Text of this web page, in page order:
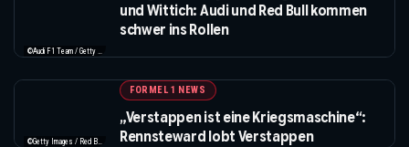
©Audi F1 Team / Getty Images / Red Bull / XPB Images / IMAGO
und Wittich: Audi und Red Bull kommen
schwer ins Rollen
©Getty Images / Red Bull / XPB Images
FORMEL 1 NEWS
„Verstappen ist eine Kriegsmaschine“:
Rennsteward lobt Verstappen